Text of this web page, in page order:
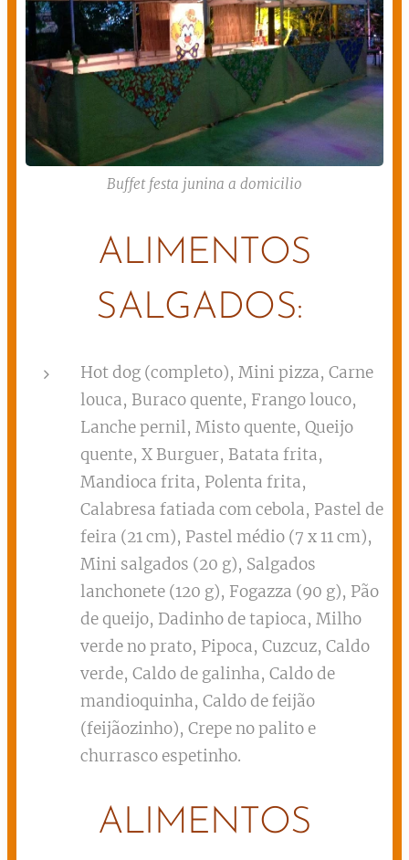
Buffet festa junina a domicilio
ALIMENTOS
SALGADOS:
Hot dog (completo), Mini pizza, Carne
louca, Buraco quente, Frango louco,
Lanche pernil, Misto quente, Queijo
quente, X Burguer, Batata frita,
Mandioca frita, Polenta frita,
Calabresa fatiada com cebola, Pastel de
feira (21 cm), Pastel médio (7 x 11 cm),
Mini salgados (20 g), Salgados
lanchonete (120 g), Fogazza (90 g), Pão
de queijo, Dadinho de tapioca, Milho
verde no prato, Pipoca, Cuzcuz, Caldo
verde, Caldo de galinha, Caldo de
mandioquinha, Caldo de feijão
(feijãozinho), Crepe no palito e
churrasco espetinho.
ALIMENTOS